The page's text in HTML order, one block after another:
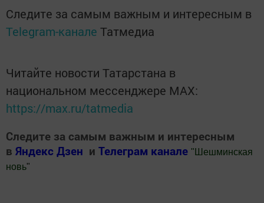
Следите за самым важным и интересным в
Telegram-канале Татмедиа
Читайте новости Татарстана в
национальном мессенджере MАХ:
https://max.ru/tatmedia
Следите за самым важным и интересным
в Яндекс Дзен и Телеграм канале " Шешминская
новь"